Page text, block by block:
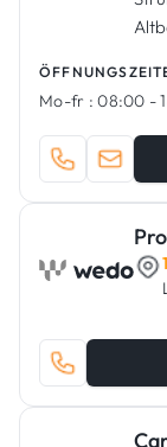
Mo-fr : 08:00 -